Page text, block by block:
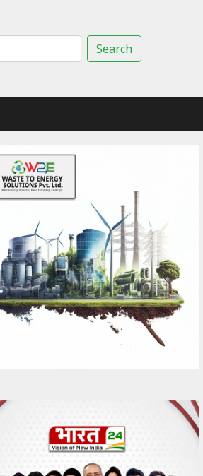
Search